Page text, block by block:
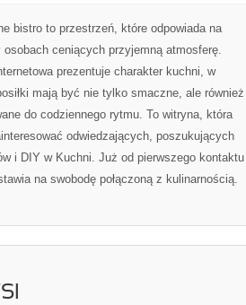
STYLU
ZERO-
bistro to przestrzeń, które odpowiada na
osobach ceniących przyjemną atmosferę.
prezentuje charakter kuchni, w
mają być nie tylko smaczne, ale również
do codziennego rytmu. To witryna, która
odwiedzających, poszukujących
i DIY w Kuchni. Już od pierwszego kontaktu
na swobodę połączoną z kulinarnością.